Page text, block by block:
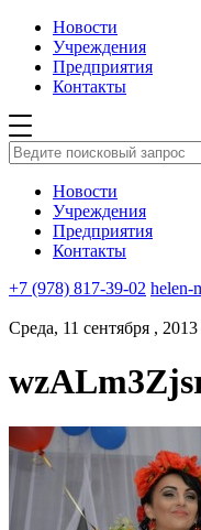
Новости
Учреждения
Предприятия
Контакты
Новости
Учреждения
Предприятия
Контакты
+7 (978) 817-39-02 helen-
Среда, 11 сентября , 2013